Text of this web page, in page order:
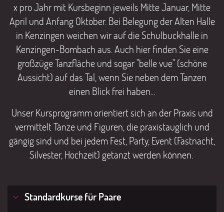
x pro Jahr mit Kursbeginn jeweils Mitte Januar, Mitte
April und Anfang Oktober. Bei Belegung der Alten Halle
in Kenzingen weichen wir auf die Schulbuckhalle in
Kenzingen-Bombach aus. Auch hier finden Sie eine
großzüge Tanzfläche und sogar "belle vue" (schöne
Aussicht) auf das Tal, wenn Sie neben dem Tanzen
einen Blick frei haben...
Unser Kursprogramm orientiert sich an der Praxis und
vermittelt Tänze und Figuren, die praxistauglich und
gängig sind und bei jedem Fest, Party, Event (Fastnacht,
Silvester, Hochzeit) getanzt werden können.
Standardkurse für Paare